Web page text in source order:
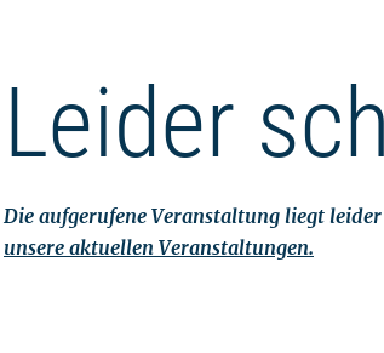
Leider
Die aufgerufene Veranstaltung liegt
unsere aktuellen Veranstaltungen.